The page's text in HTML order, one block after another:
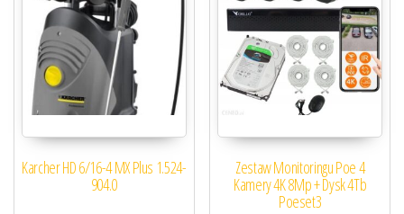
Karcher HD 6/16-4 MX Plus 1.524-
904.0
Zestaw Monitoringu Poe 4
Kamery 4K 8Mp + Dysk 4Tb
Poeset3